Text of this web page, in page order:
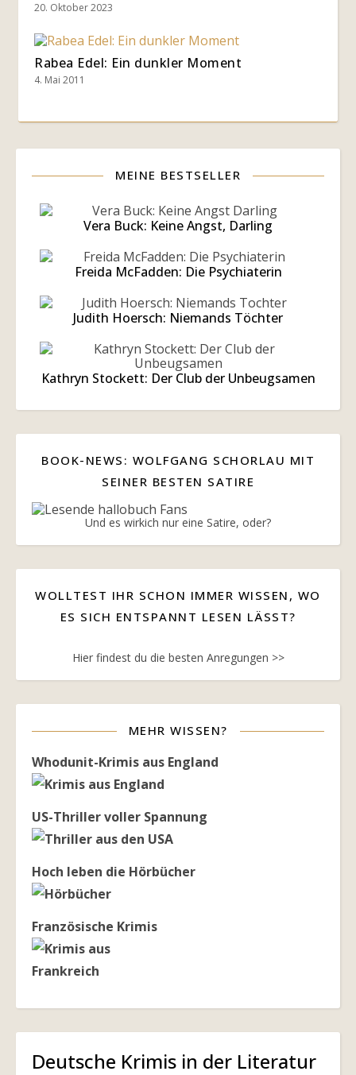
20. Oktober 2023
Rabea Edel: Ein dunkler Moment
4. Mai 2011
MEINE BESTSELLER
Vera Buck: Keine Angst, Darling
Freida McFadden: Die Psychiaterin
Judith Hoersch: Niemands Töchter
Kathryn Stockett: Der Club der Unbeugsamen
BOOK-NEWS: WOLFGANG SCHORLAU MIT
SEINER BESTEN SATIRE
Und es wirkich nur eine Satire, oder?
WOLLTEST IHR SCHON IMMER WISSEN, WO
ES SICH ENTSPANNT LESEN LÄSST?
Hier findest du die besten Anregungen >>
MEHR WISSEN?
Whodunit-Krimis aus England
US-Thriller voller Spannung
Hoch leben die Hörbücher
Französische Krimis
Deutsche Krimis in der Literatur